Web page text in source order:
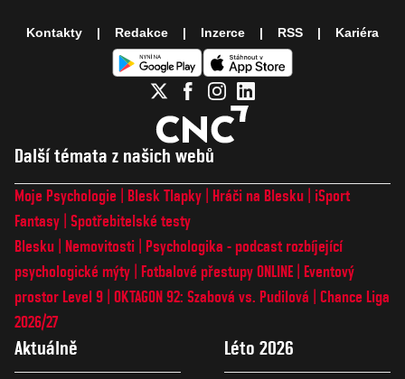
Další témata z našich webů
Moje Psychologie Blesk Tlapky Hráči na Blesku
iSport
Fantasy Spotřebitelské testy
Blesku
Nemovitosti
Psychologika - podcast rozbíjející
psychologické mýty
Fotbalové přestupy ONLINE
Eventový
prostor Level 9 OKTAGON 92: Szabová vs. Pudilová
Chance Liga
2026/27
Aktuálně Léto 2026
Kontakty Redakce Inzerce RSS Kariéra